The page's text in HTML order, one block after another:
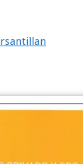
rsantillan